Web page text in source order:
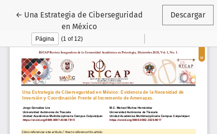
← Volver a los detalles del artículo
Una Estrategia de Ciberseguridad
en México
Descargar